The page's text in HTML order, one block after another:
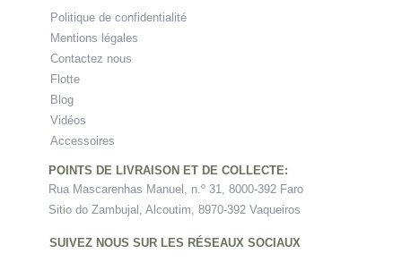
Politique de confidentialité
Mentions légales
Contactez nous
Flotte
Blog
Vidéos
Accessoires
POINTS DE LIVRAISON ET DE COLLECTE:
Rua Mascarenhas Manuel, n.º 31, 8000-392 Faro
Sitio do Zambujal, Alcoutim, 8970-392 Vaqueiros
SUIVEZ NOUS SUR LES RÉSEAUX SOCIAUX